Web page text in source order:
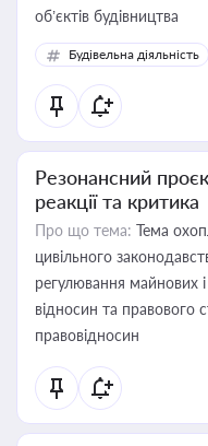
об’єктів будівництва
Будівельна діяльність
Резонансний
реакції та критика
Про що тема: Тема
цивільного
регулювання майнових
відносин та правового
правовідносин